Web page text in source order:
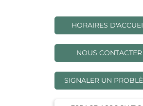
HORAIRES
NOUS CONTACTER
SIGNALER UN